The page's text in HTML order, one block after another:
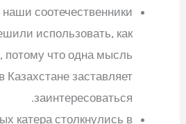
наши соотечественники
использовать, как
потому что одна мысль
Казахстане заставляет
заинтересоваться.
катера столкнулись в